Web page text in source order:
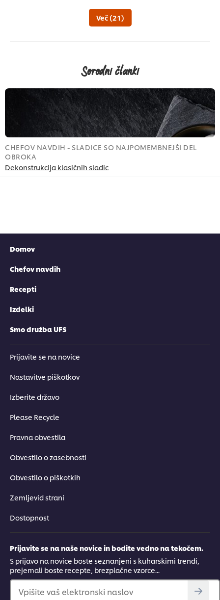
predložena
nobena
ocena
Več (21)
Sorodni članki
CHEFOV NAVDIH - SLADICE SO NAJPOMEMBNEJŠI DEL
OBROKA
Dekonstrukcija klasičnih sladic
Domov
Chefov navdih
Recepti
Izdelki
Smo družba UFS
Prijavite se na novice
Nastavitve piškotkov
Izberite državo
Please Recycle
Pravna obvestila
Obvestilo o zasebnosti
Obvestilo o piškotkih
Zemljevid strani
Dostopnost
Prijavite se na naše novice in bodite vedno na tekočem.
S prijavo na novice boste seznanjeni s kuharskimi trendi,
prejemali boste recepte, brezplačne vzorce...
Vpišite vaš elektronski naslov